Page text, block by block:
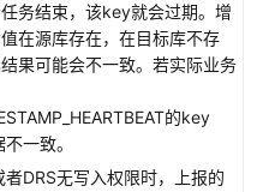
务结束，该key就会过期。增
在源库存在，在目标库不存
果可能会不一致。若实际业务
的key
一致。
DRS无写入权限时，上报的